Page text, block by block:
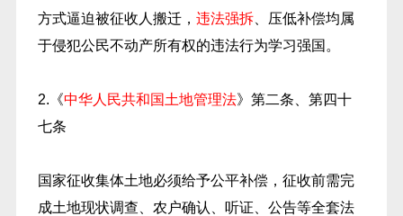
方式逼迫被征收人搬迁， 违法强拆、压低补偿均属
于侵犯公民不动产所有权的违法行为学习强国。
2.《中华人民共和国土地管理法》第二条、第四十
七条
国家征收集体土地必须给予公平补偿，征收前需完
成土地现状调查、农户确认、听证、公告等全套法